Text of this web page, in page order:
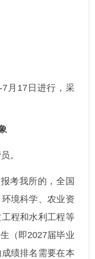
月17日进行，采
。
考我所的，全国
境科学、农业资
程和水利工程等
（即2027届毕业
绩排名需要在本